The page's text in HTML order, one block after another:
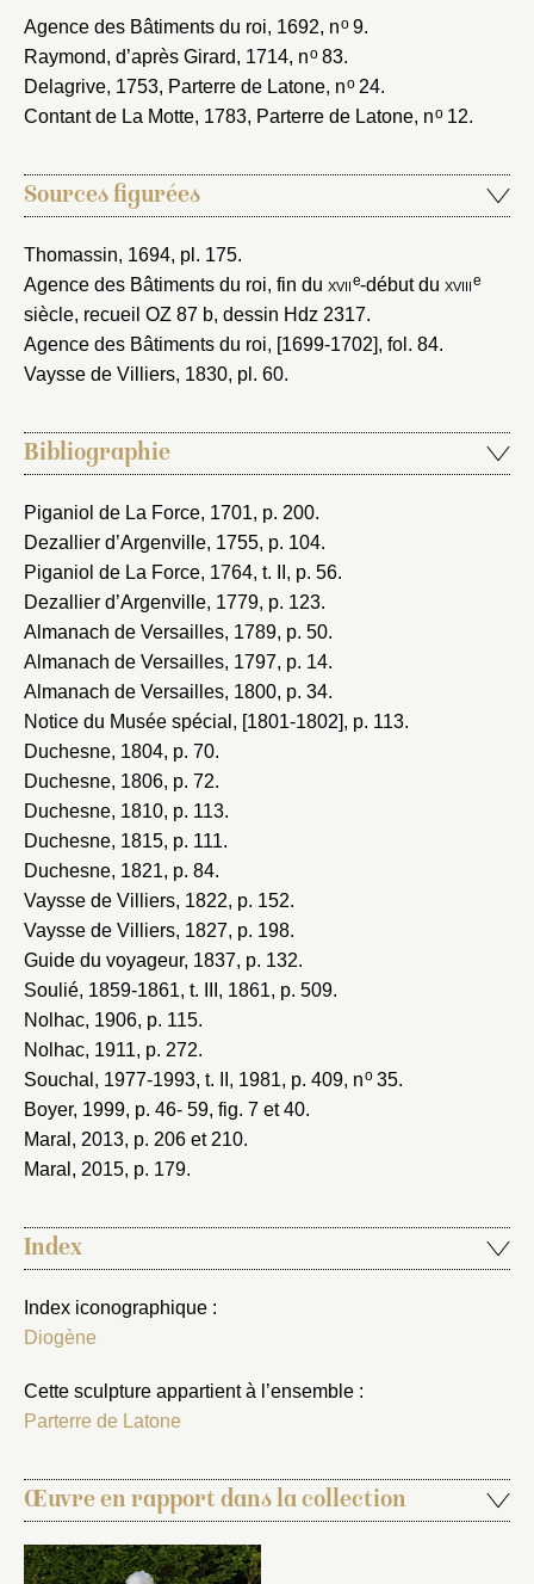
Agence des Bâtiments du roi, 1692, no9.
Raymond, d’après Girard, 1714, no83.
Delagrive, 1753, Parterre de Latone, no24.
Contant de La Motte, 1783, Parterre de Latone, no12.
Sources figurées
Thomassin, 1694, pl. 175.
Agence des Bâtiments du roi, fin du xviie-début du xviiie
siècle, recueil OZ 87 b, dessin Hdz 2317.
Agence des Bâtiments du roi, [1699-1702], fol. 84.
Vaysse de Villiers, 1830, pl. 60.
Bibliographie
Piganiol de La Force, 1701, p. 200.
Dezallier d’Argenville, 1755, p. 104.
Piganiol de La Force, 1764, t. II, p. 56.
Dezallier d’Argenville, 1779, p. 123.
Almanach de Versailles, 1789, p. 50.
Almanach de Versailles, 1797, p. 14.
Almanach de Versailles, 1800, p. 34.
Notice du Musée spécial, [1801-1802], p. 113.
Duchesne, 1804, p. 70.
Duchesne, 1806, p. 72.
Duchesne, 1810, p. 113.
Duchesne, 1815, p. 111.
Duchesne, 1821, p. 84.
Vaysse de Villiers, 1822, p. 152.
Vaysse de Villiers, 1827, p. 198.
Guide du voyageur, 1837, p. 132.
Soulié, 1859-1861, t. III, 1861, p. 509.
Nolhac, 1906, p. 115.
Nolhac, 1911, p. 272.
Souchal, 1977-1993, t. II, 1981, p. 409, no35.
Boyer, 1999, p. 46- 59, fig. 7 et 40.
Maral, 2013, p. 206 et 210.
Maral, 2015, p. 179.
Index
Index iconographique :
Diogène
Cette sculpture appartient à l’ensemble :
Parterre de Latone
Œuvre en rapport dans la collection